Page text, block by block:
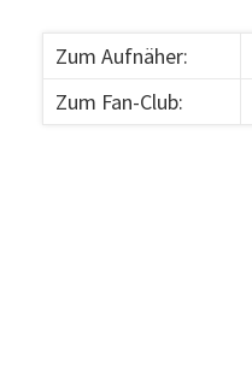
Zum Aufnäher:
Zum Fan-Club: